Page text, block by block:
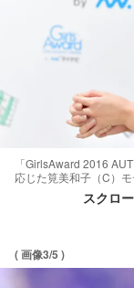
「GirlsAward 2016
応じた筧美和子（C）
スクロ
( 画像3/5 )